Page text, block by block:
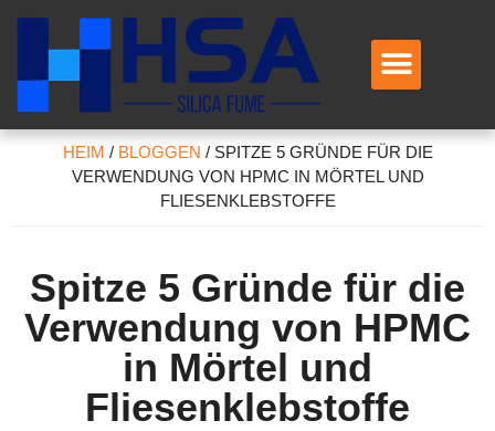
HEIM / BLOGGEN / SPITZE 5 GRÜNDE FÜR DIE
VERWENDUNG VON HPMC IN MÖRTEL UND
FLIESENKLEBSTOFFE
Spitze 5 Gründe für die
Verwendung von HPMC
in Mörtel und
Fliesenklebstoffe